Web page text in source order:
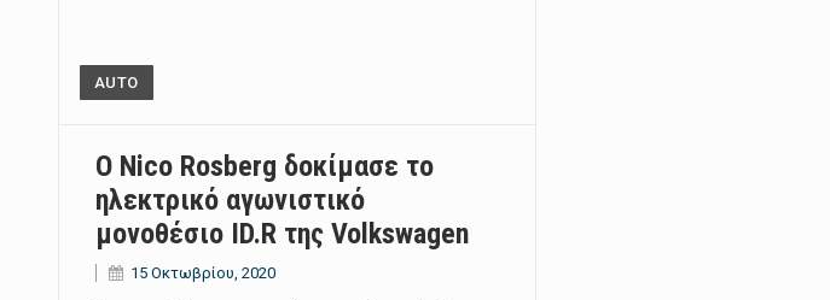
AUTO
Ο Nico Rosberg δοκίμασε το
ηλεκτρικό αγωνιστικό
μονοθέσιο ID.R της Volkswagen
15 Οκτωβρίου, 2020